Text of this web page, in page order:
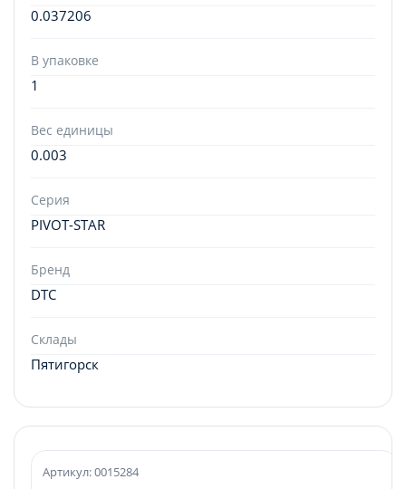
0.037206
В упаковке
1
Вес единицы
0.003
Серия
PIVOT-STAR
Бренд
DTC
Склады
Пятигорск
Артикул: 0015284